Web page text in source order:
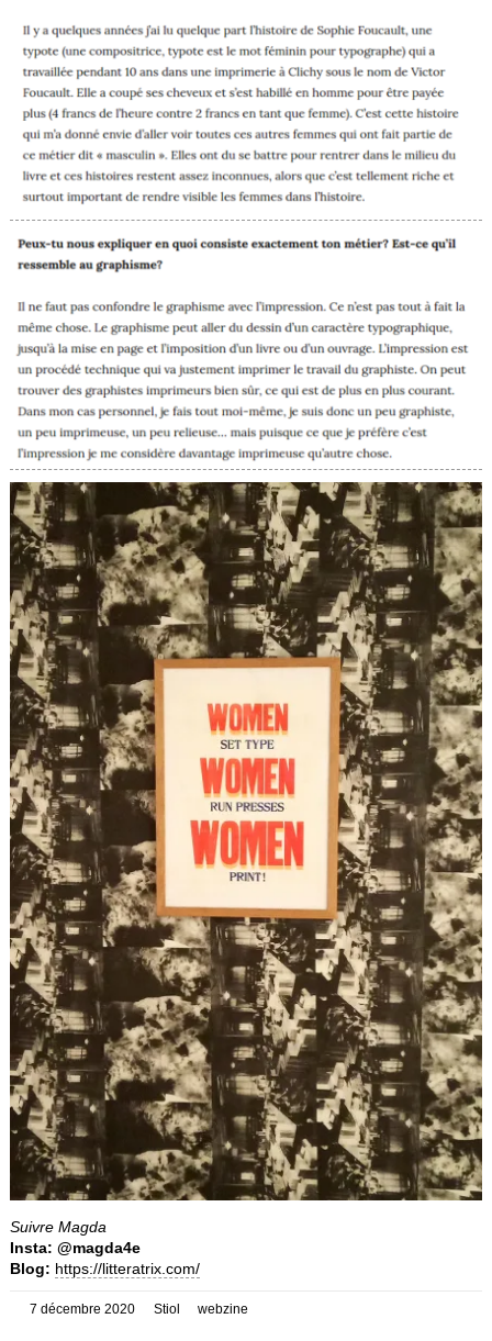
Suivre Magda
Insta: @magda4e
Blog: https://litteratrix.com/
Posté
7 décembre 2020 Auteur
Stiol Catégories
webzine